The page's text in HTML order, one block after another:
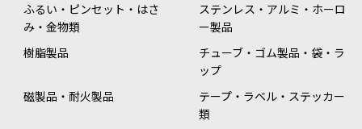
ふるい・ピンセット・はさ
み・金物類
ステンレス・アルミ・ホーロ
ー製品
樹脂製品
チューブ・ゴム製品・袋・ラ
ップ
磁製品・耐火製品
テープ・ラベル・ステッカー
類